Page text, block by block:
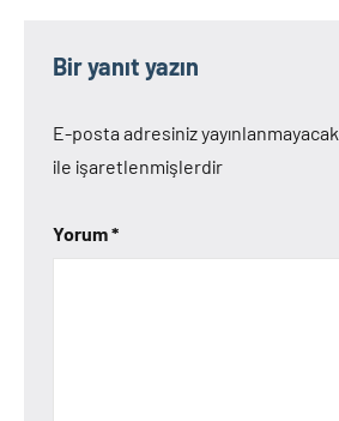
Bir yanıt yazın
E-posta adresiniz yayınlanmayacak.
ile işaretlenmişlerdir
Yorum*